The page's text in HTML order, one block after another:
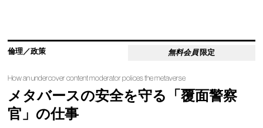
倫理／政策 無料会員 限定
How an undercover content moderator polices the metaverse
メタバースの安全を守る「覆面警察
官」の仕事